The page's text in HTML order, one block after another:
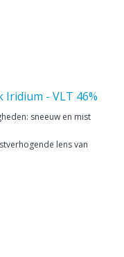
Iridium - VLT 46%
sneeuw en mist
lens van